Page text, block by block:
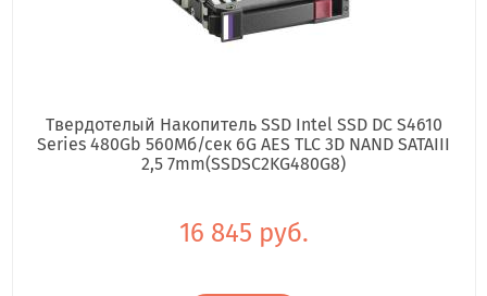
Твердотелый Накопитель SSD Intel SSD DC S4610
Series 480Gb 560Мб/сек 6G AES TLC 3D NAND SATAIII
2,5 7mm(SSDSC2KG480G8)
16 845 руб.